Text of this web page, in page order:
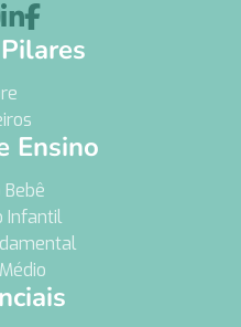

Ensino
Bebê
Infantil